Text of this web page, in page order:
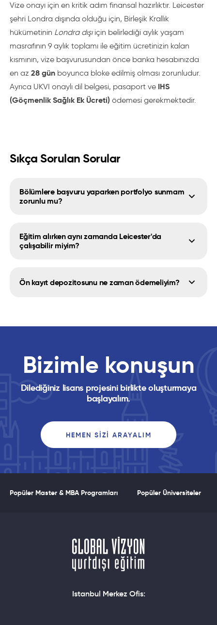
Vize onayı için en kritik adım finansal hazırlıktır. Leicester
şehri Londra dışında olduğu için, Birleşik Krallık
hükümetinin Londra dışıiçin belirlediği aylık yaşam
masrafının 9 aylık toplamı ile eğitim ücretinizin kalan
kısmının, vize başvurusundan önce banka hesabınızda
en az 28 gün boyunca bloke edilmiş olması zorunludur.
Ayrıca UKVI onaylı dil belgesi, pasaport ve IHS
(Göçmenlik Sağlık Ek Ücreti) ödemesi gerekmektedir.
Sıkça Sorulan Sorular
Bölümlere başvuru yaparken portfolyo sunmam
zorunlu mu?
Eğitim alırken aynı zamanda Leicester'da
çalışabilir miyim?
Ön kayıt depozitosunu ne zaman ödemeliyim?
Bizimle konuşun
Dilediğiniz lisans projesini birlikte oluşturmaya
başlayalım.
HEMEN SIZI ARAYALIM
Popüler Master & MBA Programları Popüler Üniversiteler
Istanbul Merkez Ofis: